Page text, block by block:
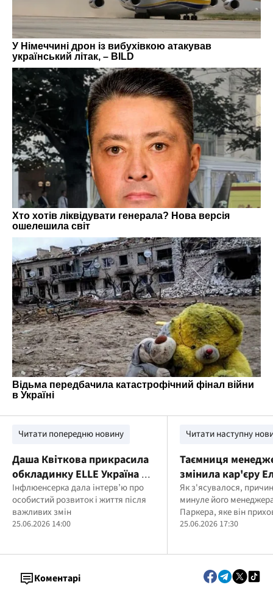
Читати попередню новину
Даша Квіткова прикрасила
обкладинку ELLE Україна та
дала відверте інтерв’ю
Інфлюенсерка дала інтерв’ю про
особистий розвиток і життя після
важливих змін
25.06.2026 14:00
Читати наступну
Таємниця
змінила кар'єру
Преслі та
світових
Як з'ясувалося,
минуле його
Паркера, яке він
багато років
25.06.2026 17:30
Коментарі